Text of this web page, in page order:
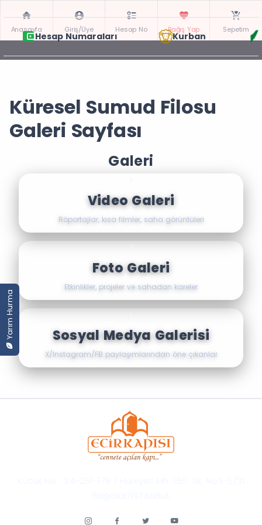
Anasayfa Giriş/Üye Hesap No Bağış Yap Sepetim
Yarım Hurma
Hesap Numaraları Kurban
Küresel Sumud Filosu
Galeri Sayfası
Galeri
Video Galeri
Röportajlar, kısa filmler, saha görüntüleri
>
Foto Galeri
Etkinlikler, projeler ve sahadan kareler
>
Sosyal Medya Galerisi
X/Instagram/FB paylaşımlarından öne çıkanlar
Her bir galeri kutucuğu tamamen tıklanabilir bir